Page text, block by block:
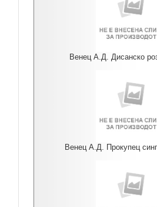
Венец А.Д. Дисанско
Венец А.Д. Прокупец